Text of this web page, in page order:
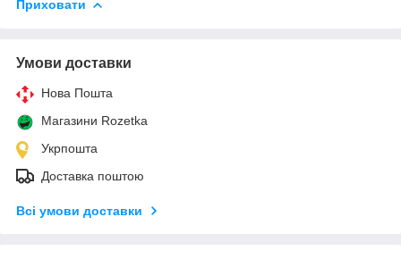
Приховати
Умови доставки
Нова Пошта
Магазини Rozetka
Укрпошта
Доставка поштою
Всі умови доставки